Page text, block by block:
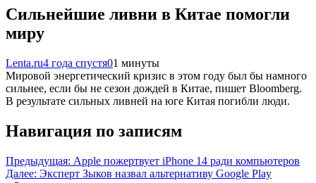
Сильнейшие ливни в Китае помогли
миру
Lenta.ru4 года спустя01 минуты
Мировой энергетический кризис в этом году был бы намного
сильнее, если бы не сезон дождей в Китае, пишет Bloomberg.
В результате сильных ливней на юге Китая погибли люди.
Навигация по записям
Предыдущая: Apple пожертвует iPhone 14 ради компьютеров
Далее: Эксперт Зыков назвал альтернативу Google Play